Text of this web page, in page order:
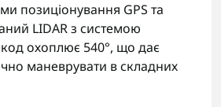
позиціонування GPS та
LIDAR з системою
охоплює 540°, що дає
маневрувати в складних